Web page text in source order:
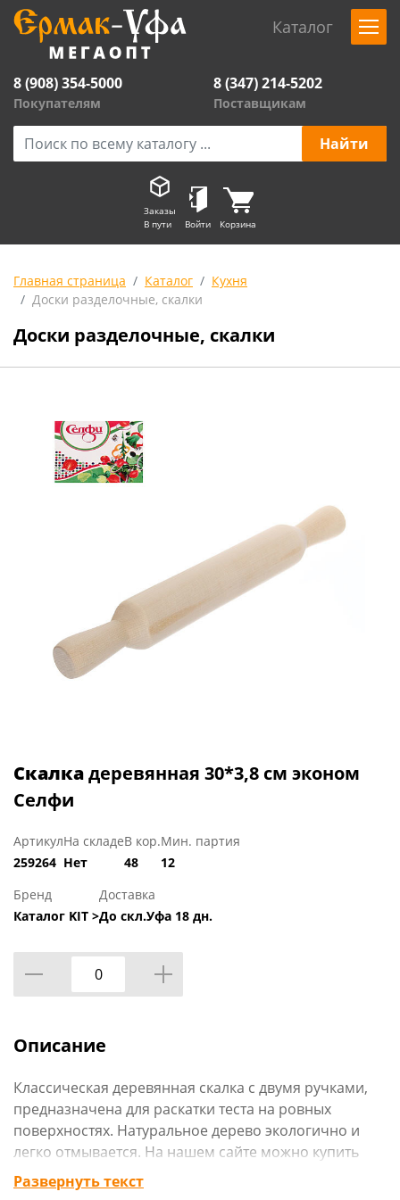
Каталог
8 (908) 354-5000
Покупателям
8 (347) 214-5202
Поставщикам
Заказы
В пути
Войти Корзина
Главная страница Каталог
Кухня
Доски разделочные, скалки
Доски разделочные, скалки
Скалкадеревянная 30*3,8 см эконом
Селфи
Артикул
259264
На складе
Нет
В кор.
48
Мин. партия
12
Бренд
Каталог KIT >
Доставка
До скл.Уфа 18 дн.
Описание
Классическая деревянная скалка с двумя ручками,
предназначена для раскатки теста на ровных
поверхностях. Натуральное дерево экологично и
легко отмывается. На нашем сайте можно купить
скалки оптом, с доставкой по России.
Развернуть текст